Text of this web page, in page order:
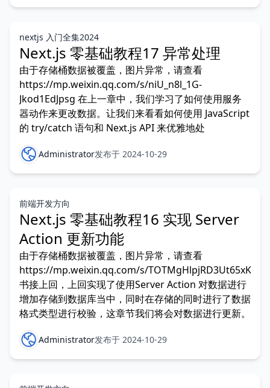
nextjs 入门全集2024
Next.js 零基础教程17 异常处理
由于存储桶数据被覆盖，图片异常，请查看
https://mp.weixin.qq.com/s/niU_n8l_1G-
Jkod1EdJpsg 在上一章中，我们学习了如何使用服务
器动作来更改数据。让我们来看看如何使用 JavaScript
的 try/catch 语句和 Next.js API 来优雅地处
Administrator发布于 2024-10-29
前端开发方向
Next.js 零基础教程16 实现 Server
Action 更新功能
由于存储桶数据被覆盖，图片异常，请查看
https://mp.weixin.qq.com/s/
书接上回，上回实现了使用Server Action 对数据进行
增加存储到数据库当中，同时在存储的同时进行了数据
格式类型进行校验，这章节我们将会对数据进行更新。
Administrator发布于 2024-10-29